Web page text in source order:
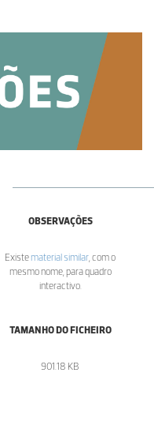
OBSERVAÇÕES
Existematerial similar, com o
mesmo nome, para quadro
interactivo.
TAMANHO DO FICHEIRO
901.18 KB